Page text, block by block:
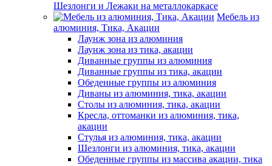
Шезлонги и Лежаки на металлокаркасе
Мебель из
алюминия, Тика, Акации
Лаунж зона из алюминия
Лаунж зона из тика, акации
Диванные группы из алюминия
Диванные группы из тика, акации
Обеденные группы из алюминия
Диваны из алюминия, тика, акации
Столы из алюминия, тика, акации
Кресла, оттоманки из алюминия, тика,
акации
Стулья из алюминия, тика, акации
Шезлонги из алюминия, тика, акации
Обеденные группы из массива акации, тика